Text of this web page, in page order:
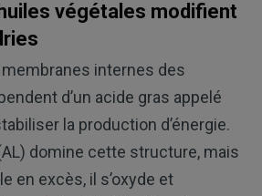
végétales modifient
internes des
d’un acide gras appelé
la production d’énergie.
domine cette structure, mais
en excès, il s’oxyde et